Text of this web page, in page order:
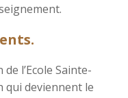
l’Ecole Sainte-
qui deviennent le